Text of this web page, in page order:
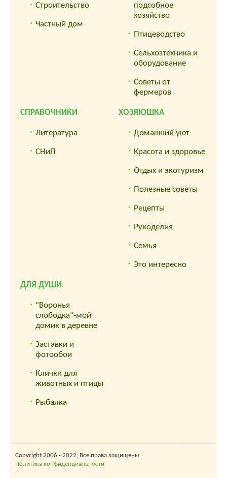
Строительство
Частный дом
подсобное
хозяйство
Птицеводство
Сельхозтехника и
оборудование
Советы от
фермеров
СПРАВОЧНИКИ
Литература
СНиП
ХОЗЯЮШКА
Домашний уют
Красота и здоровье
Отдых и экотуризм
Полезные советы
Рецепты
Рукоделия
Семья
Это интересно
ДЛЯ ДУШИ
"Воронья
слободка"-мой
домик в деревне
Заставки и
фотообои
Клички для
животных и птицы
Рыбалка
Copyright 2006 - 2022, Все права защищены.
Политика конфиденциальности